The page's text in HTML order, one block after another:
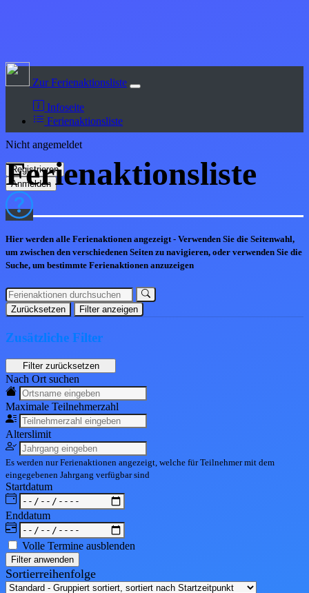
Zur Ferienaktionsliste
Infoseite
Ferienaktionsliste
Nicht angemeldet
Ferienaktionsliste
Hier werden alle Ferienaktionen angezeigt - Verwenden Sie die Seitenwahl,
um zwischen den verschiedenen Seiten zu navigieren, oder verwenden Sie die
Suche, um bestimmte Ferienaktionen anzuzeigen
Zurücksetzen Filter anzeigen
Zusätzliche Filter
Nach Ort suchen
Maximale Teilnehmerzahl
Alterslimit
Es werden nur Ferienaktionen angezeigt, welche für Teilnehmer mit dem
eingegebenen Jahrgang verfügbar sind
Startdatum
Enddatum
Volle Termine ausblenden
Filter anwenden
Sortierreihenfolge